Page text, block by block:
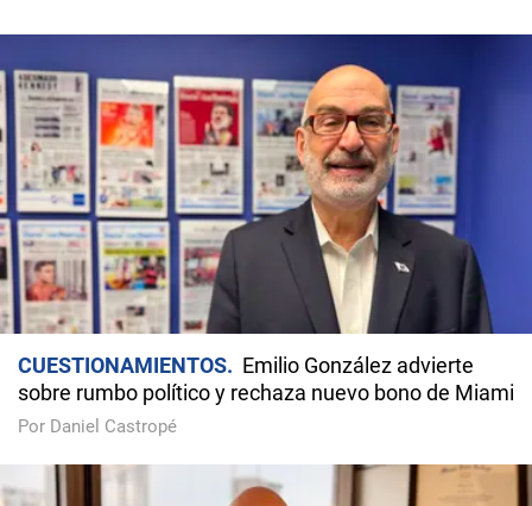
CUESTIONAMIENTOS
Emilio González advierte
sobre rumbo político y rechaza nuevo bono de Miami
Por Daniel Castropé